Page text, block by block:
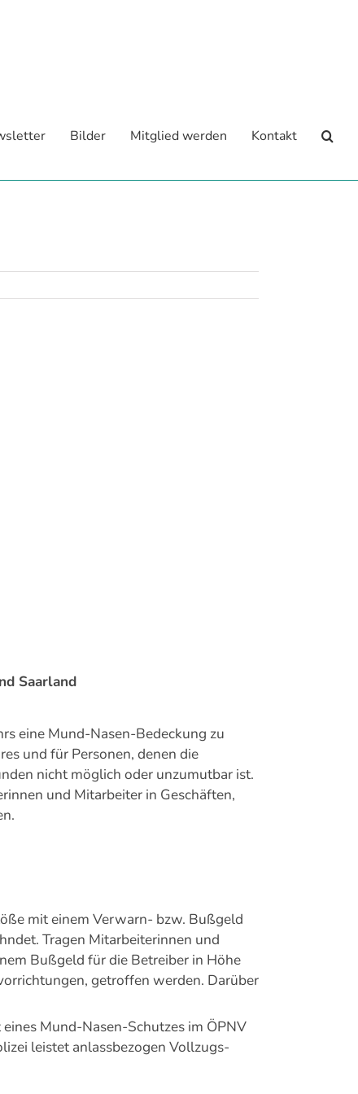
Bilder Mitglied werden Kontakt
Saarland
eine Mund-Nasen-Bedeckung zu
und für Personen, denen die
nicht möglich oder unzumutbar ist.
und Mitarbeiter in Geschäften,
mit einem Verwarn- bzw. Bußgeld
Tragen Mitarbeiterinnen und
Bußgeld für die Betreiber in Höhe
getroffen werden. Darüber
Mund-Nasen-Schutzes im ÖPNV
leistet anlassbezogen Vollzugs-